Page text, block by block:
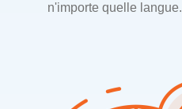
n'importe quelle langue.